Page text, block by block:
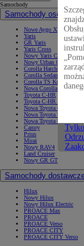
Samochody
Samochody osobowe
Nowe Aygo X
Yaris
GR Yaris
Yaris Cross
Nowy Yaris Cross
Nowy Urban Cruiser
Corolla Hatchback
Corolla Sedan
Corolla TS Kombi
Nowa Corolla Cross
Toyota C-HR
Toyota C-HR Plug-in
Nowa Toyota C-HR+
Nowa Toyota bZ4X
Nowa Toyota bZ4X
Camry
Prius
Mirai
Nowy RAV4
Land Cruiser
Nowy GR GT
Samochody
Hilux
Nowy Hilux
Nowy Hilux Electric
PROACE Max
PROACE
PROACE Verso
PROACE CITY
PROACE CITY Verso